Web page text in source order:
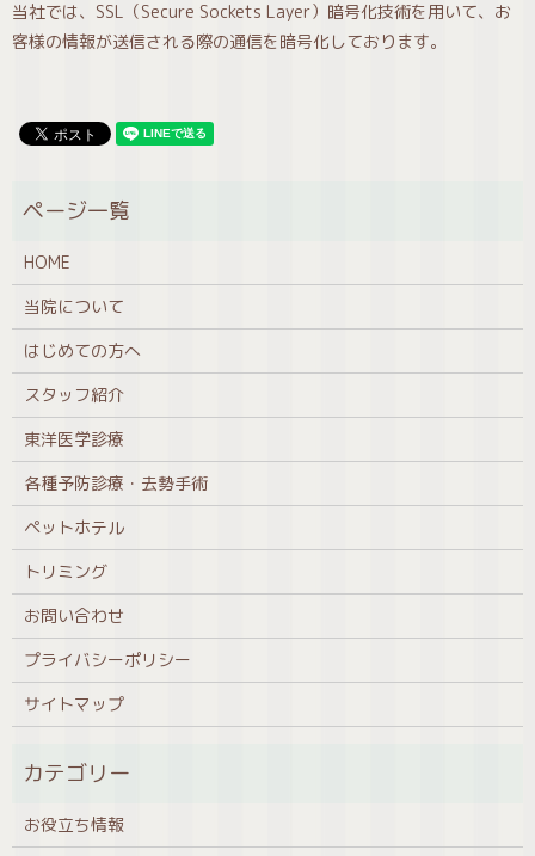
当社では、SSL（Secure Sockets Layer）暗号化技術を用いて、お
客様の情報が送信される際の通信を暗号化しております。
HOME
当院について
はじめての方へ
スタッフ紹介
東洋医学診療
各種予防診療・去勢手術
ペットホテル
トリミング
お問い合わせ
プライバシーポリシー
サイトマップ
お役立ち情報